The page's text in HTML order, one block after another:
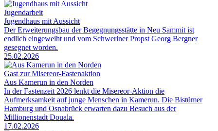
Jugendarbeit
Jugendhaus mit Aussicht
Der Erweiterungsbau der Begegnungsstätte in Neu Sammit ist
endlich eingeweiht und vom Schweriner Propst Georg Bergner
gesegnet worden.
25.02.2026
Gast zur Misereor-Fastenaktion
Aus Kamerun in den Norden
In der Fastenzeit 2026 lenkt die Misereor-Aktion die
Aufmerksamkeit auf junge Menschen in Kamerun. Die Bistümer
Hamburg und Osnabrück erwarten dazu Besuch aus der
Millionenstadt Douala.
17.02.2026